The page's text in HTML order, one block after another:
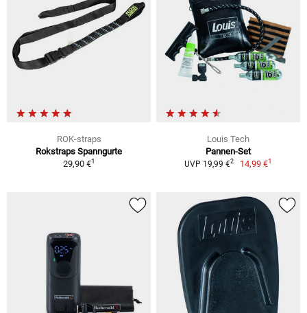
ROK-straps
Rokstraps Spanngurte
29,90 €1
Louis Tech
Pannen-Set
UVP 19,99 €2 14,99 €1